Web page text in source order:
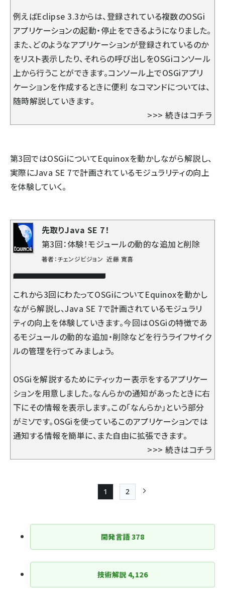
例えばEclipse 3.3からは、登録されている複数のOSGi
アプリケーションの起動・停止をできるようになりました。
また、どのようなアプリケーションが登録されているのか
をリスト表示したり、それらの呼び出しをOSGiコンソール
上から行うことができます。コンソール上でOSGiアプリ
ケーションを作成するときに便利 なコマンドについては、
随時解説していきます。
>>>続きはコチラ
第3回ではOSGiについてEquinoxを動かしながら解説し、
実際にJava SE 7で計画されているモジュラリティの向上
を体験していく。
先取りJava SE 7！
第3回：体験！モジュールの動的な追加と削除
著者：チェンジビジョン 近藤 寛喜
これから3回にわたってOSGiについてEquinoxを動かし
ながら解説し、Java SE 7で計画されているモジュラリ
ティの向上を体験していきます。今回はOSGiの特徴であ
るモジュールの動的な追加・削除などを行うライフサイク
ルの管理を行ってみましょう。
OSGiを解説するためにティッカー表示をするアプリケー
ションを用意しました。なんらかの通知があったときに右
下にその情報を表示します。この「なんらか」という部分
がミソです。OSGiを使っているこのアプリケーションでは
通知する情報を簡単に、また自由に拡張できます。
>>>続きはコチラ
ジ
送
り
Page
1
Page
2
開発言語378
技術解説 4,126